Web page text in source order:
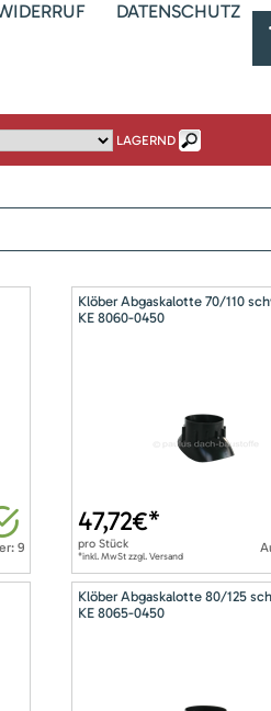
DATENSCHUTZ
LAGERND
9
Klöber Abgaskalotte 70/110
KE 8060-0450
47,72€*
pro Stück
*inkl. MwSt zzgl. Versand
Klöber Abgaskalotte 80/125
KE 8065-0450